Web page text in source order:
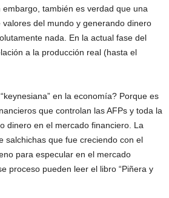
también es verdad que una
del mundo y generando dinero
nada. En la actual fase del
a la producción real (hasta el
en la economía? Porque es
que controlan las AFPs y toda la
dinero en el mercado financiero. La
salchichas que fue creciendo con el
para especular en el mercado
proceso pueden leer el libro “Piñera y